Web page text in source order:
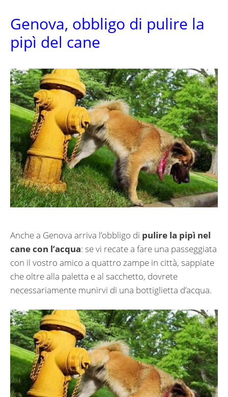
Genova, obbligo di pulire la
pipì del cane
Anche a Genova arriva l’obbligo di pulire la pipì nel
cane con l’acqua: se vi recate a fare una passeggiata
con il vostro amico a quattro zampe in città, sappiate
che oltre alla paletta e al sacchetto, dovrete
necessariamente munirvi di una bottiglietta d’acqua.